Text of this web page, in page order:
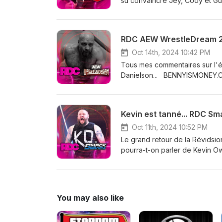
contenu de la Révision Des
jeux, et des concours...
peeweeradiodj sur toutes les
MUSIQUE :
RDC AEW WrestleDream
Oct 14th, 2024 10:42 PM
Tous mes commentaires sur
Danielson...
accès à tout le contenu
peeweeradiodj sur toutes les
MUSIQUE :
Kevin est tanné... RDC
Oct 11th, 2024 10:52 PM
Le grand retour de la
pourra-t-on parler de Kevin
devenez membre VIP! Un
peeweeradiodj sur toutes les
MUSIQUE :
You may also like